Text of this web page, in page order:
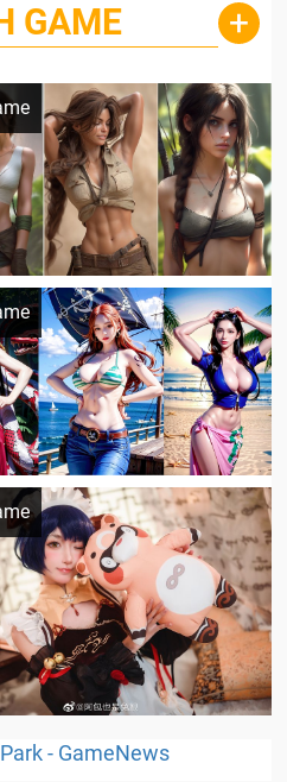
GAME +
vừa nóng vừa xinh dưới nét vẽ
Cosplay gái đẹp One Piece
Xiangling siêu cute
- GameNews